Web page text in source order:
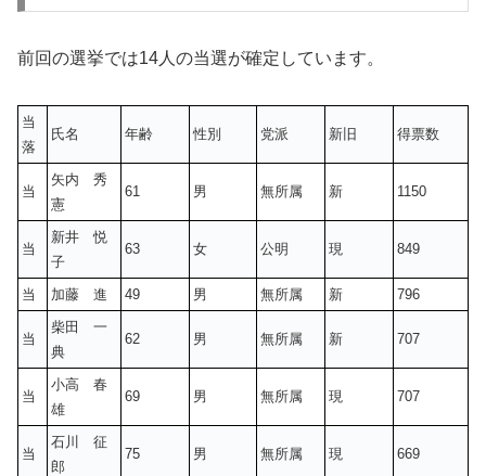
前回の選挙では14人の当選が確定しています。
当
落
氏名 年齢 性別 党派 新旧 得票数
当
矢内 秀
憲
61 男 無所属 新 1150
当
新井 悦
子
63 女 公明 現 849
当 加藤 進 49 男 無所属 新 796
当
柴田 一
典
62 男 無所属 新 707
当
小高 春
雄
69 男 無所属 現 707
当
石川 征
郎
75 男 無所属 現 669